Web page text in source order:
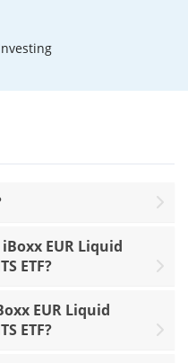
EUR Liquid
ETF?
EUR Liquid
ETF?